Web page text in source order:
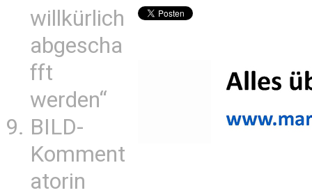
willkürlich
abgescha
fft
werden“
BILD-
Komment
atorin